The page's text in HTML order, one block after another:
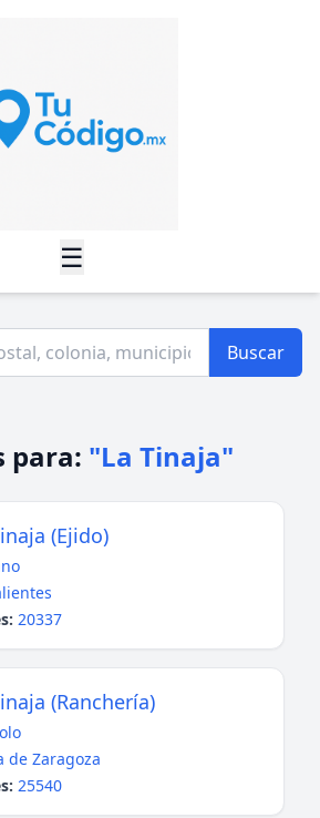
☰
Buscar
para: "La Tinaja"
(Ejido)
20337
(Ranchería)
de Zaragoza
25540